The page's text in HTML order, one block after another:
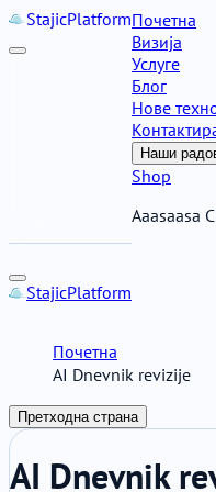
StajicPlatformПочетна
Визија
Услуге
Блог
Нове
Наши
Shop
Aaasaasa
StajicPlatform
Почетна
AI Dnevnik revizije
Претходна страна
AI Dnevnik